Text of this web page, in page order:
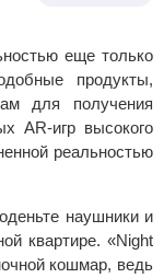
еще только
продукты,
для получения
AR-игр высокого
реальностью
наушники и
квартире. «Night
кошмар, ведь